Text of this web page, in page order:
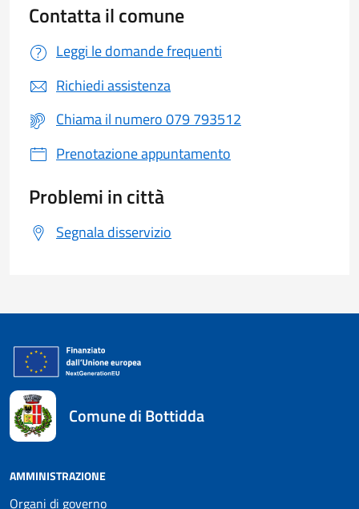
Contatta il comune
Leggi le domande frequenti
Richiedi assistenza
Chiama il numero 079 793512
Prenotazione appuntamento
Problemi in città
Segnala disservizio
Comune di Bottidda
AMMINISTRAZIONE
Organi di governo